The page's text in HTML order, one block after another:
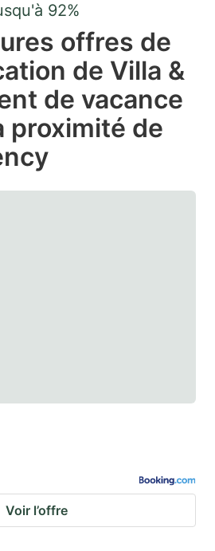
select
a
date.
Press
the
question
key
92%
offres de
de Villa &
de vacance
proximité de
Voir l’offre